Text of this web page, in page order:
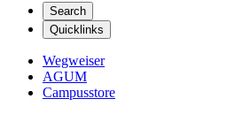
Search
Quicklinks
Wegweiser
AGUM
Campusstore